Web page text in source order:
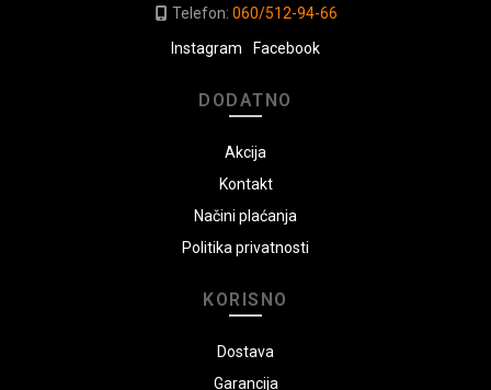
Telefon: 060/512-94-66
Instagram
Facebook
DODATNO
Akcija
Kontakt
Načini plaćanja
Politika privatnosti
KORISNO
Dostava
Garancija